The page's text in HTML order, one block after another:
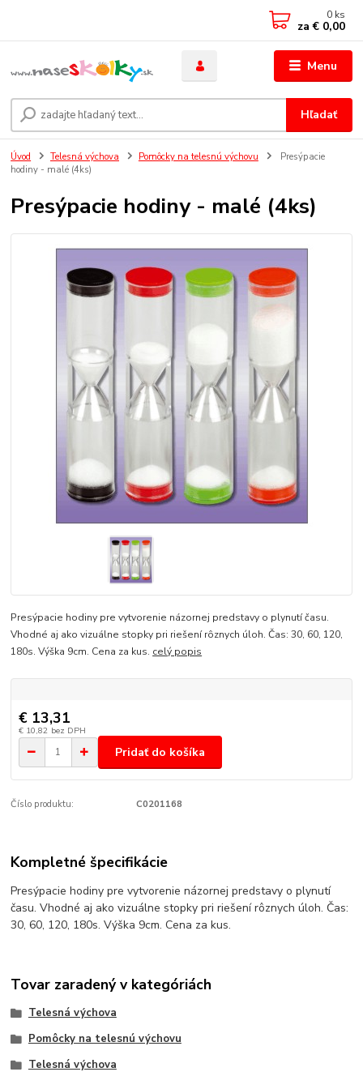
Menu
Hľadať
0 ks
za € 0,00
Úvod Telesná výchova Pomôcky na telesnú výchovu
Presýpacie
hodiny - malé (4ks)
Presýpacie hodiny - malé (4ks)
Presýpacie hodiny pre vytvorenie názornej predstavy o plynutí času.
Vhodné aj ako vizuálne stopky pri riešení rôznych úloh. Čas: 30, 60, 120,
180s. Výška 9cm. Cena za kus. celý popis
€ 13,31
€ 10,82 bez DPH
Pridať do košíka
Číslo produktu: C0201168
Kompletné špecifikácie
Presýpacie hodiny pre vytvorenie názornej predstavy o plynutí
času. Vhodné aj ako vizuálne stopky pri riešení rôznych úloh. Čas:
30, 60, 120, 180s. Výška 9cm. Cena za kus.
Tovar zaradený v kategóriách
Telesná výchova
Pomôcky na telesnú výchovu
Telesná výchova